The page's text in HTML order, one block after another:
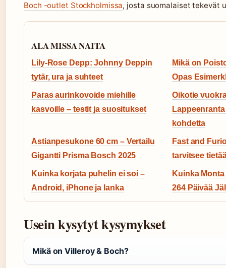
Boch -outlet Stockholmissa, josta suomalaiset tekevät
ALA MISSA NAITA
Lily-Rose Depp: Johnny Deppin
tytär, ura ja suhteet
Mikä on
Opas
Paras aurinkovoide miehille
kasvoille – testit ja suositukset
Oikotie
kohdetta
Astianpesukone 60 cm – Vertailu
Gigantti Prisma Bosch 2025
Fast and
tarvitsee
Kuinka korjata puhelin ei soi –
Android, iPhone ja lanka
Kuinka
264 Päivää
Usein kysytyt kysymykset
Mikä on Villeroy & Boch?